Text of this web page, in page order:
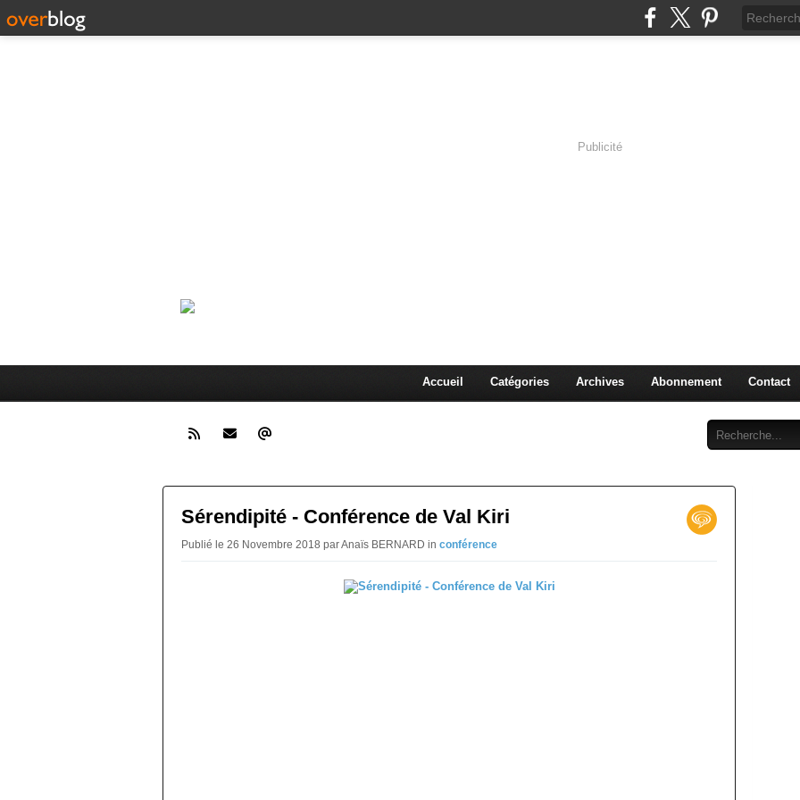
Publicité
Accueil Catégories Archives Abonnement Contact
Sérendipité - Conférence de Val Kiri
Publié le 26 Novembre 2018 par Anaïs BERNARD in conférence